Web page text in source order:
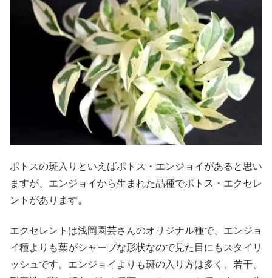
ポトスの斑入りといえばポトス・エンジョイがあると思い
ますが、エンジョイから生まれた品種でポトス・エクセレ
ントがあります。
エクセレントは浅岡園芸さんのオリジナル種で、エンジョ
イ種よりも葉がシャープな形状なので見た目にもスタイリ
ッシュです。エンジョイよりも斑の入り方は多く、若干、